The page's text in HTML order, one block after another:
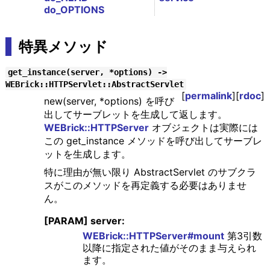
do_OPTIONS
特異メソッド
get_instance(server, *options) ->
WEBrick::HTTPServlet::AbstractServlet
[permalink][rdoc]
new(server, *options) を呼び
出してサーブレットを生成して返します。
WEBrick::HTTPServerオブジェクトは実際には
この get_instance メソッドを呼び出してサーブレ
ットを生成します。
特に理由が無い限り AbstractServlet のサブクラ
スがこのメソッドを再定義する必要はありませ
ん。
[PARAM] server:
WEBrick::HTTPServer#mount第3引数
以降に指定された値がそのまま与えられ
ます。